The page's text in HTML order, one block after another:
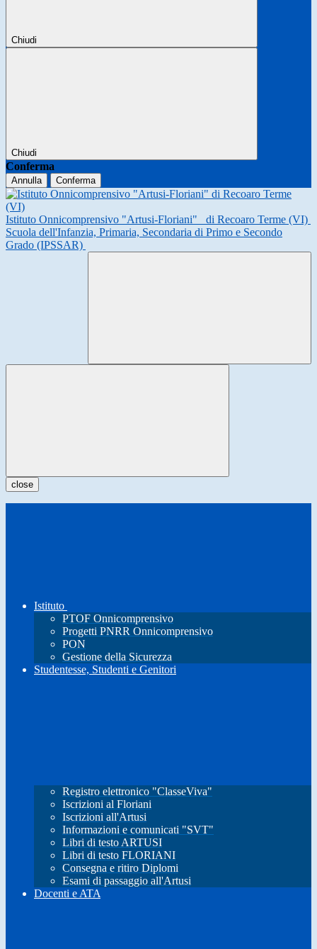
Chiudi
Chiudi
Conferma
Annulla Conferma
Istituto Onnicomprensivo "Artusi-Floriani"
di Recoaro Terme (VI)
Scuola dell'Infanzia, Primaria, Secondaria di Primo e Secondo
Grado (IPSSAR)
close
Istituto
PTOF Onnicomprensivo
Progetti PNRR Onnicomprensivo
PON
Gestione della Sicurezza
Studentesse, Studenti e Genitori
Registro elettronico "ClasseViva"
Iscrizioni al Floriani
Iscrizioni all'Artusi
Informazioni e comunicati "SVT"
Libri di testo ARTUSI
Libri di testo FLORIANI
Consegna e ritiro Diplomi
Esami di passaggio all'Artusi
Docenti e ATA